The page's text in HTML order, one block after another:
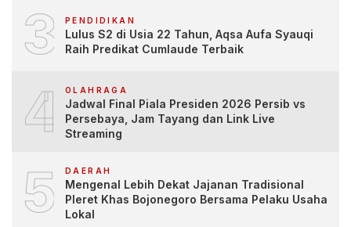
3 PENDIDIKAN
Lulus S2 di Usia 22 Tahun, Aqsa Aufa Syauqi
Raih Predikat Cumlaude Terbaik
4 OLAHRAGA
Jadwal Final Piala Presiden 2026 Persib vs
Persebaya, Jam Tayang dan Link Live
Streaming
5 DAERAH
Mengenal Lebih Dekat Jajanan Tradisional
Pleret Khas Bojonegoro Bersama Pelaku Usaha
Lokal